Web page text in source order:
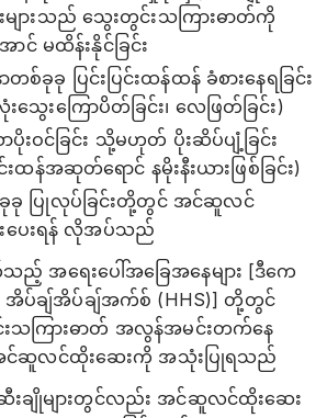
ျားသည် သွေးတွင်းသကြားဓာတ်ကို
င် မထိန်းနိုင်ခြင်း
တစ်ခုခု ပြင်းပြင်းထန်ထန် ခံစားနေရခြင်း
းသွေးကြောပိတ်ခြင်း၊ လေဖြတ်ခြင်း)
ာပိုးဝင်ခြင်း သို့မဟုတ် ပိုးဆိပ်ပျံ့ခြင်း
းထန်အဆုတ်ရောင် နမိုးနီးယားဖြစ်ခြင်း)
ခု ပြုလုပ်ခြင်းတို့တွင် အင်ဆူလင်
ပေးရန် လိုအပ်သည်
အရေးပေါ်အခြေအနေများ [ဒီကေ
အိပ်ချ်အိပ်ချ်အက်စ် (HHS)] တို့တွင်
သကြားဓာတ် အလွန်အမင်းတက်နေ
လင်ထိုးဆေးကို အသုံးပြုရသည်
ချိုများတွင်လည်း အင်ဆူလင်ထိုးဆေး